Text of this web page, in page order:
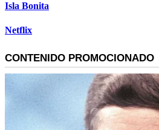
Isla Bonita
Netflix